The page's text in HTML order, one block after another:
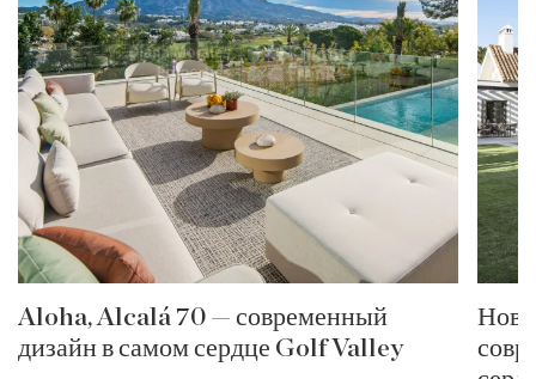
Aloha, Alcalá 70 — современный
дизайн в самом сердце Golf Valley